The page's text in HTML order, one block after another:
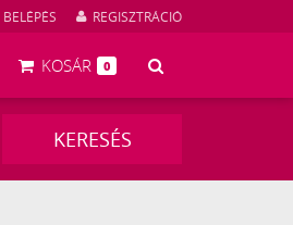
BELÉPÉS REGISZTRÁCIÓ
KOSÁR 0
KERESÉS